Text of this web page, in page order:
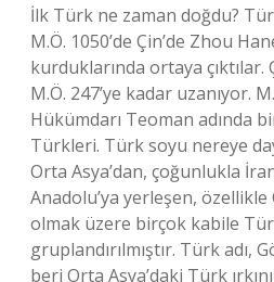
İlk Türk ne zaman doğdu?
M.Ö. 1050’de Çin’de Zhou
kurduklarında ortaya çıktılar.
M.Ö. 247’ye kadar uzanıyor.
Hükümdarı Teoman adında
Türkleri. Türk soyu nereye
Orta Asya’dan, çoğunlukla
Anadolu’ya yerleşen,
olmak üzere birçok kabile
gruplandırılmıştır. Türk adı,
beri Orta Asya’daki Türk